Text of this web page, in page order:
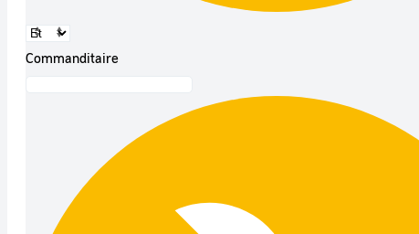
Commanditaire